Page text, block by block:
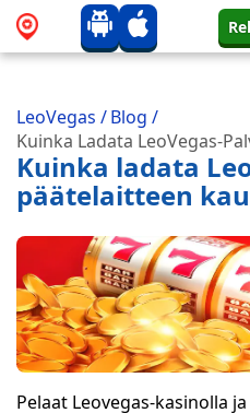
LeoVegas /Blog /
Kuinka Ladata LeoVegas-
Kuinka ladata
päätelaitteen
Pelaat Leovegas-kasinolla